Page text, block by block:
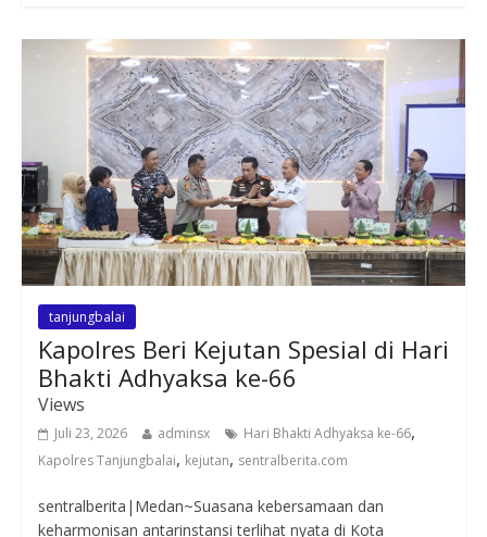
tanjungbalai
Kapolres Beri Kejutan Spesial di Hari
Bhakti Adhyaksa ke-66
Views
Juli 23, 2026 adminsx Hari Bhakti Adhyaksa ke-66,
Kapolres Tanjungbalai, kejutan, sentralberita.com
sentralberita|Medan~Suasana kebersamaan dan
keharmonisan antarinstansi terlihat nyata di Kota